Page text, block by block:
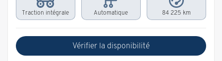
Traction intégrale Automatique 84 225 km
Vérifier la disponibilité